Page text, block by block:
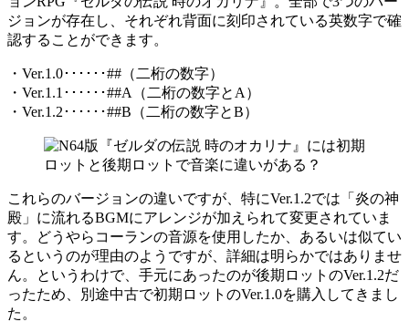
ジョンが存在し、それぞれ背面に刻印されている英数字で確
認することができます。
・Ver.1.0･･････##（二桁の数字）
・Ver.1.1･･････##A（二桁の数字とA）
・Ver.1.2･･････##B（二桁の数字とB）
これらのバージョンの違いですが、特にVer.1.2では「炎の神
殿」に流れるBGMにアレンジが加えられて変更されていま
す。どうやらコーランの音源を使用したか、あるいは似てい
るというのが理由のようですが、詳細は明らかではありませ
ん。というわけで、手元にあったのが後期ロットのVer.1.2だ
ったため、別途中古で初期ロットのVer.1.0を購入してきまし
た。